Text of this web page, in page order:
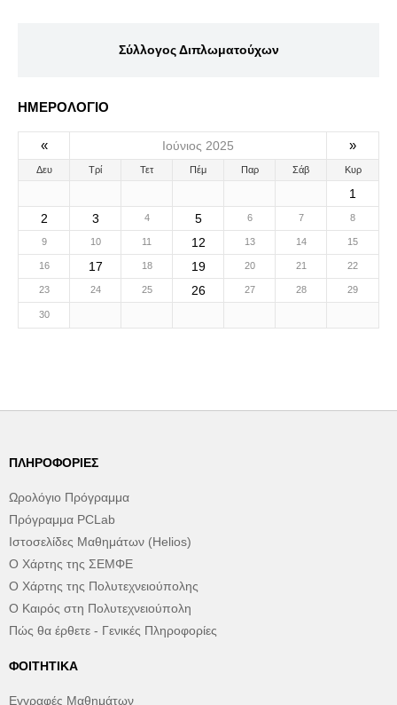
Σύλλογος Διπλωματούχων
ΗΜΕΡΟΛΟΓΙΟ
« Ιούνιος 2025 »
Δευ Τρί Τετ Πέμ Παρ Σάβ Κυρ
1
2
3 4 5 6 7 8
9 10 11 12 13 14 15
16 17 18 19 20 21 22
23 24 25 26 27 28 29
30
ΠΛΗΡΟΦΟΡΊΕΣ
Ωρολόγιο Πρόγραμμα
Πρόγραμμα PCLab
Ιστοσελίδες Μαθημάτων (Helios)
Ο Χάρτης της ΣΕΜΦΕ
Ο Χάρτης της Πολυτεχνειούπολης
Ο Καιρός στη Πολυτεχνειούπολη
Πώς θα έρθετε - Γενικές Πληροφορίες
ΦΟΙΤΗΤΙΚΆ
Εγγραφές Μαθημάτων